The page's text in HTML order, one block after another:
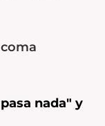
nada" y